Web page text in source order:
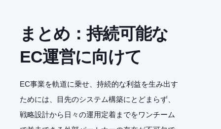
まとめ：持続可能な
EC運営に向けて
EC事業を軌道に乗せ、持続的な利益を生み出す
ためには、目先のシステム構築にとどまらず、
戦略設計から日々の運用定着までをワンチーム